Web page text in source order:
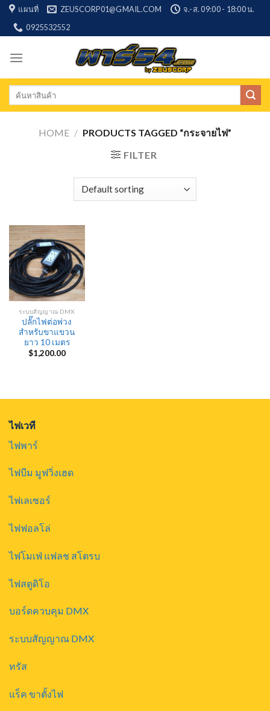
Skip
content
แผนที่ ZEUSCORP01@GMAIL.COM
จ.-ส. 09:00 - 18:00 น.
0925532552
Search
HOME / PRODUCTS TAGGED “กระจายไฟ”
FILTER
ระบบสัญญาณ DMX
ปลั๊กไฟต่อพ่วง
สำหรับขาแขวน
ยาว 10 เมตร
$1,200.00
ไฟเวที
ไฟพาร์
ไฟบีม มูฟวิ่งเฮด
ไฟเลเซอร์
ไฟฟอลโล่
ไฟโมเฟ่ แฟลช สโตรบ
ไฟสตูดิโอ
บอร์ดควบคุม DMX
ระบบสัญญาณ DMX
ทรัส
แร็ค ขาตั้งไฟ